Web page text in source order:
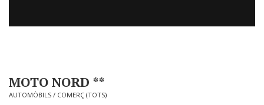
MOTO NORD **
AUTOMÒBILS / COMERÇ (TOTS)